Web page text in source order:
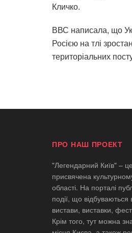
Кличко.
ВВС написала, що
Росією на тлі
територіальних
ПРО НАШ ПРОЕКТ
"Легендарний Київ" –
присвячена
області. На порталі
події, що відбуваються
вистави, виставки,
Крім того, тут можна